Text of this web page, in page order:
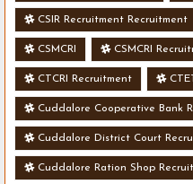
CSIR Recruitment Recruitment
CSMCRI CSMCRI
CTCRI Recruitment
Cuddalore Cooperative Bank
Cuddalore District Court
Cuddalore Ration Shop